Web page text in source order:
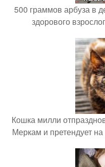
500 граммов арбуза в
здорового
Кошка милли
Меркам и претендует